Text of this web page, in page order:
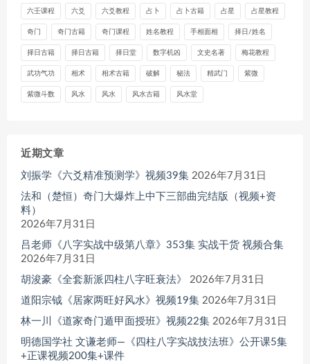
六壬课程 六爻 六爻教程 占卜 占卜古籍 占星 占星教程
奇门 奇门古籍 奇门课程 姓名教程 手相面相 择日/姓名
择日古籍 择日古籍 择日堂 数字机凶 文史名著 梅花教程
武功气功 相术 相术古籍 破解 秘法 精武门 紫微
紫微斗数 风水 风水 风水古籍 风水堂
近期文章
刘振学《六爻精准预测学》视频39集 2026年7月31日
法和（楚恒）奇门大爆炸上中下三部曲完结版（视频+资
料）
2026年7月31日
吕老师《八字实战中级第八章》353集 实战干货 视频合集
2026年7月31日
胡浚豪《全套新派四柱八字旺衰法》
2026年7月31日
道阳宗钺《居家两旺好风水》视频19集 2026年7月31日
林一川《道家奇门遁甲面授班》视频22集 2026年7月31日
明德国学社 文谦老师—《四柱八字实战技法班》公开课5集
+正课视频200集+课件